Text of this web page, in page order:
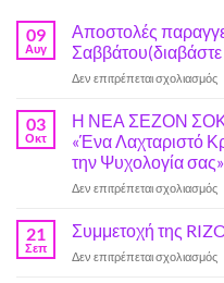
09
Αυγ
Αποστολές
Σαββάτου(διαβάστε
Δεν επιτρέπεται σχολιασμός
03
Οκτ
Η ΝΕΑ ΣΕΖΟΝ
«Ένα Λαχταριστό
την Ψυχολογία σας»
Δεν επιτρέπεται σχολιασμός
21
Σεπ
Συμμετοχή της
Δεν επιτρέπεται σχολιασμός